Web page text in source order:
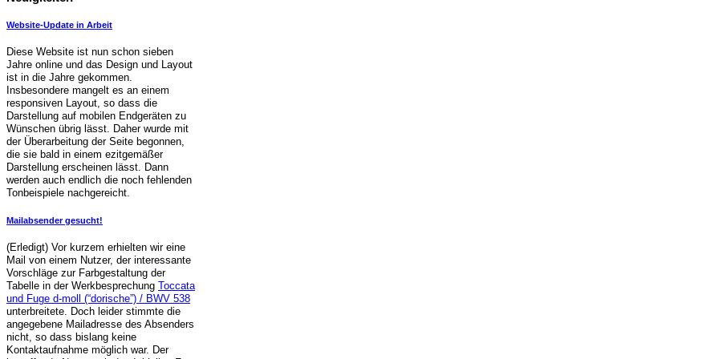
Website-Update in Arbeit
Diese Website ist nun schon sieben
Jahre online und das Design und Layout
ist in die Jahre gekommen.
Insbesondere mangelt es an einem
responsiven Layout, so dass die
Darstellung auf mobilen Endgeräten zu
Wünschen übrig lässt. Daher wurde mit
der Überarbeitung der Seite begonnen,
die sie bald in einem ezitgemäßer
Darstellung erscheinen lässt. Dann
werden auch endlich die noch fehlenden
Tonbeispiele nachgereicht.
Mailabsender gesucht!
(Erledigt) Vor kurzem erhielten wir eine
Mail von einem Nutzer, der interessante
Vorschläge zur Farbgestaltung der
Tabelle in der Werkbesprechung Toccata
und Fuge d-moll (“dorische”) / BWV 538
unterbreitete. Doch leider stimmte die
angegebene Mailadresse des Absenders
nicht, so dass bislang keine
Kontaktaufnahme möglich war. Der